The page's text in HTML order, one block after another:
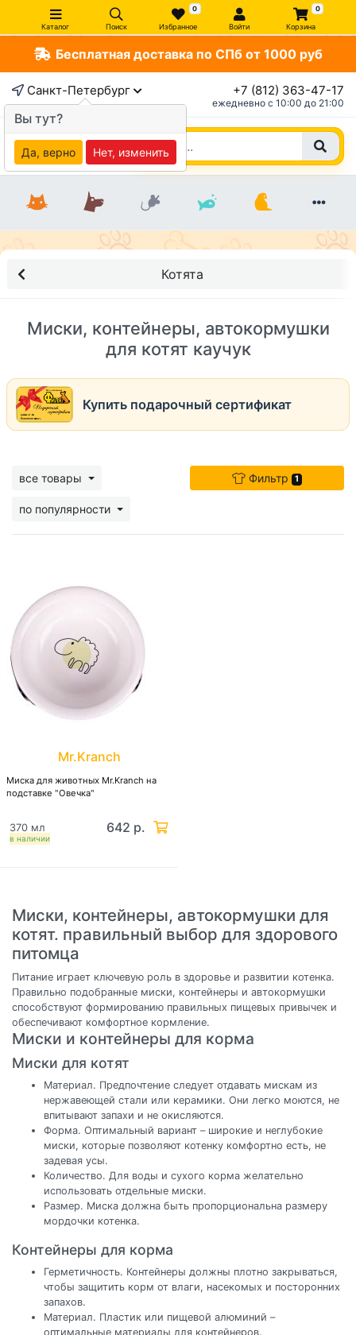
Каталог Поиск
0
Избранное Войти
0
Корзина
Бесплатная доставка по СПб от 1000 руб
Санкт-Петербург +7 (812) 363-47-17
ежедневно c 10:00 до 21:00
Котята
Миски, контейнеры, автокормушки
для котят каучук
Купить подарочный сертификат
все товары
по популярности
Фильтр 1
Mr.Kranch
Миска для животных Mr.Kranch на
подставке "Овечка"
в наличии
370 мл 642 р.
Миски, контейнеры, автокормушки для
котят. правильный выбор для здорового
питомца
Питание играет ключевую роль в здоровье и развитии котенка.
Правильно подобранные миски, контейнеры и автокормушки
способствуют формированию правильных пищевых привычек и
обеспечивают комфортное кормление.
Миски и контейнеры для корма
Миски для котят
Материал. Предпочтение следует отдавать мискам из
нержавеющей стали или керамики. Они легко моются, не
впитывают запахи и не окисляются.
Форма. Оптимальный вариант – широкие и неглубокие
миски, которые позволяют котенку комфортно есть, не
задевая усы.
Количество. Для воды и сухого корма желательно
использовать отдельные миски.
Размер. Миска должна быть пропорциональна размеру
мордочки котенка.
Контейнеры для корма
Герметичность. Контейнеры должны плотно закрываться,
чтобы защитить корм от влаги, насекомых и посторонних
запахов.
Материал. Пластик или пищевой алюминий –
оптимальные материалы для контейнеров.
Вы тут?
Да, верно Нет, изменить